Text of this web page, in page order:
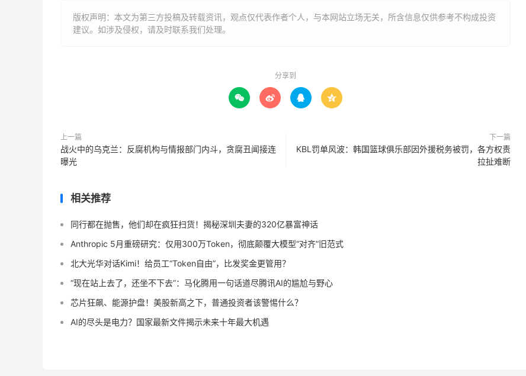
版权声明：本文为第三方投稿及转载资讯，观点仅代表作者个人，与本网站立场无关，所含信息仅供参考不构成投资
建议。如涉及侵权，请及时联系我们处理。
分享到
   
上一篇
战火中的乌克兰：反腐机构与情报部门内斗，贪腐丑闻接连
曝光
下一篇
KBL罚单风波：韩国篮球俱乐部因外援税务被罚，各方权责
拉扯难断
相关推荐
同行都在抛售，他们却在疯狂扫货！揭秘深圳夫妻的320亿暴富神话
Anthropic 5月重磅研究：仅用300万Token，彻底颠覆大模型“对齐”旧范式
北大光华对话Kimi！给员工“Token自由”，比发奖金更管用？
“现在站上去了，还坐不下去”：马化腾用一句话道尽腾讯AI的尴尬与野心
芯片狂飙、能源护盘！美股新高之下，普通投资者该警惕什么？
AI的尽头是电力？国家最新文件揭示未来十年最大机遇